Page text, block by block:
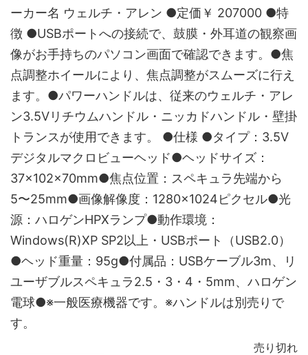
ーカー名 ウェルチ・アレン ●定価￥ 207000 ●特
徴 ●USBポートへの接続で、鼓膜・外耳道の観察画
像がお手持ちのパソコン画面で確認できます。●焦
点調整ホイールにより、焦点調整がスムーズに行え
ます。●パワーハンドルは、従来のウェルチ・アレ
ン3.5Vリチウムハンドル・ニッカドハンドル・壁掛
トランスが使用できます。 ●仕様 ●タイプ：3.5V
デジタルマクロビューヘッド●ヘッドサイズ：
37×102×70mm●焦点位置：スペキュラ先端から
5〜25mm●画像解像度：1280×1024ピクセル●光
源：ハロゲンHPXランプ●動作環境：
Windows(R)XP SP2以上・USBポート（USB2.0）
●ヘッド重量：95g●付属品：USBケーブル3m、リ
ユーザブルスペキュラ2.5・3・4・5mm、ハロゲン
電球●※一般医療機器です。※ハンドルは別売りで
す。
売り切れ